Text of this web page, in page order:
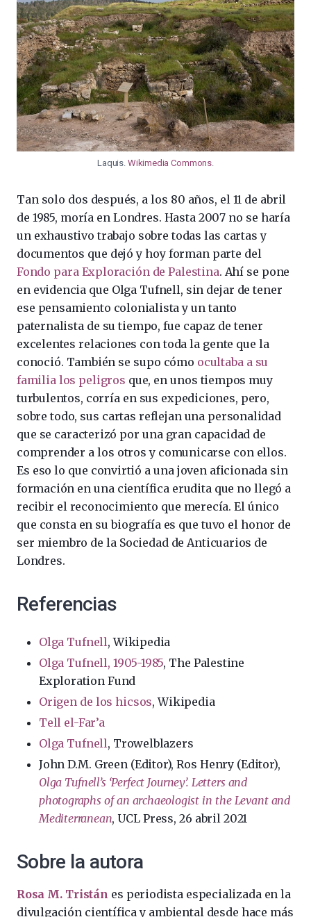
Laquis. Wikimedia Commons
Tan solo dos después, a los 80 años, el 11 de abril
de 1985, moría en Londres. Hasta 2007 no se haría
un exhaustivo trabajo sobre todas las cartas y
documentos que dejó y hoy forman parte del
Fondo para Exploración de Palestina. Ahí se pone
en evidencia que Olga Tufnell, sin dejar de tener
ese pensamiento colonialista y un tanto
paternalista de su tiempo, fue capaz de tener
excelentes relaciones con toda la gente que la
conoció. También se supo cómo ocultaba a su
familia los peligros que, en unos tiempos muy
turbulentos, corría en sus expediciones, pero,
sobre todo, sus cartas reflejan una personalidad
que se caracterizó por una gran capacidad de
comprender a los otros y comunicarse con ellos.
Es eso lo que convirtió a una joven aficionada sin
formación en una científica erudita que no llegó a
recibir el reconocimiento que merecía. El único
que consta en su biografía es que tuvo el honor de
ser miembro de la Sociedad de Anticuarios de
Londres.
Referencias
Olga Tufnell, Wikipedia
Olga Tufnell, 1905-1985, The Palestine
Exploration Fund
Origen de los hicsos, Wikipedia
Tell el-Far’a
Olga Tufnell, Trowelblazers
John D.M. Green (Editor), Ros Henry (Editor),
Olga Tufnell’s ‘Perfect Journey’. Letters and
photographs of an archaeologist in the Levant and
Mediterranean, UCL Press, 26 abril 2021
Sobre la autora
Rosa M. Tristán es periodista especializada en la
divulgación científica y ambiental desde hace más